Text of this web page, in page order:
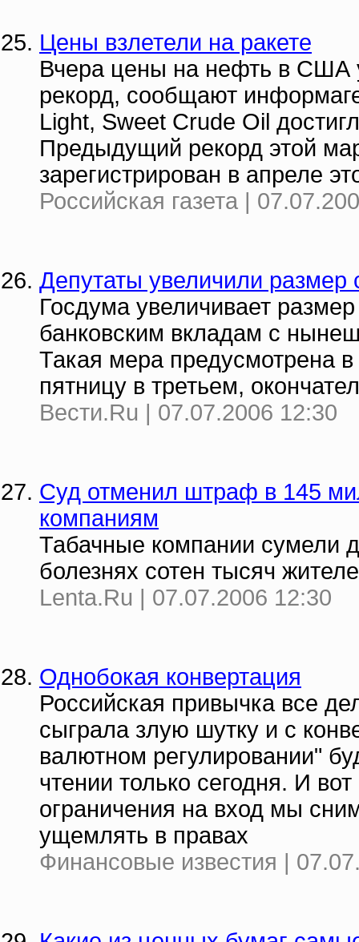
Цены взлетели на ракете
Вчера цены на нефть в США
рекорд, сообщают
Light, Sweet Crude Oil
Предыдущий рекорд этой
зарегистрирован в апреле
Российская газета |
Депутаты увеличили размер
Госдума увеличивает
банковским вкладам с
Такая мера предусмотрена
пятницу в третьем,
Вести.Ru | 07.07.2006 12:30
Суд отменил штраф в 145
компаниям
Табачные компании сумели
болезнях сотен тысяч
Lenta.Ru | 07.07.2006 12:30
Однобокая конвертация
Российская привычка все
сыграла злую шутку и с
валютном регулировании"
чтении только сегодня. И
ограничения на вход мы
ущемлять в правах
Финансовые известия |